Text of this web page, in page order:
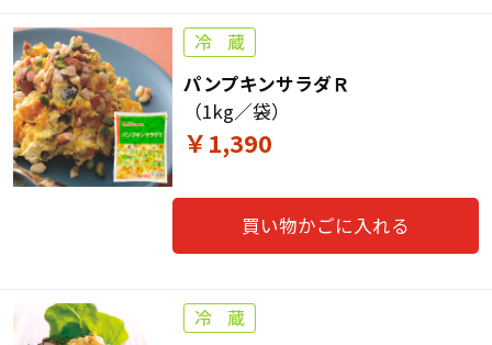
パンプキンサラダＲ
（1kg／袋）
￥1,390
買い物かごに入れる